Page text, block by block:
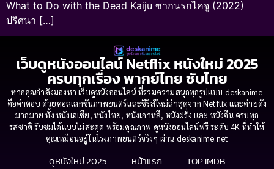
What to Do with the Dead Kaiju ซากนรกไคจู (2022)
ปริศนา […]
เว็บดูหนังออนไลน์ Netflix หนังใหม่ 2025
ครบทุกเรื่อง พากย์ไทย ซับไทย
หากคุณกำลังมองหา เว็บดูหนังออนไลน์ ที่รวมความสนุกทุกรูปแบบ deskanime
คือคำตอบ ด้วยคอลเลกชันภาพยนตร์และซีรีส์ใหม่ล่าสุดจาก Netflix และค่ายดัง
มากมาย ทั้ง หนังเอเชีย, หนังไทย, หนังเกาหลี, หนังฝรั่ง และ หนังจีน ครบทุก
รสชาติ รับชมได้แบบไม่สะดุด พร้อมคุณภาพ ดูหนังออนไลน์ฟรี ระดับ 4K ที่ทำให้
คุณเหมือนอยู่ในโรงภาพยนตร์จริงๆ ผ่าน deskanime.net
ดูหนังใหม่ 2025 หน้าแรก
TOP IMDB